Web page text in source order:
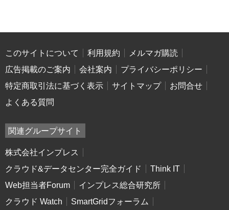
このサイトについて 利用規約
メルマガ購読
広告掲載のご案内
会社案内
プライバシーポリシー
特定商取引法に基づく表示
サイトマップ
お問合せ
よくある質問
関連グループサイト
株式会社インプレス
クラウド&データセンター完全ガイド
Think IT
Web担当者Forum
インプレス総合研究所
クラウド Watch
SmartGridフォーラム